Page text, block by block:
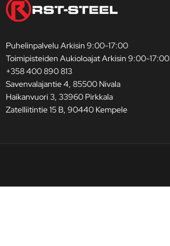
Puhelinpalvelu Arkisin 9:00-17:00
Toimipisteiden Aukioloajat Arkisin 9:00-17:00
+358 400 890 813
Savenvalajantie 4, 85500 Nivala
Haikanvuori 3, 33960 Pirkkala
Zatelliitintie 15 B, 90440 Kempele